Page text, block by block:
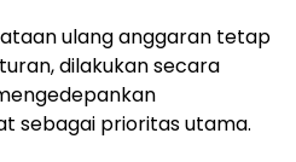
ulang anggaran tetap
dilakukan secara
sebagai prioritas utama.